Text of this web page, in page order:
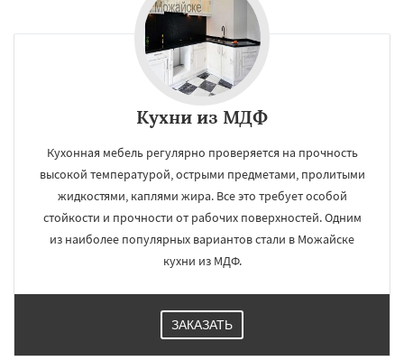
Кухни из МДФ
Кухонная мебель регулярно проверяется на прочность
высокой температурой, острыми предметами, пролитыми
жидкостями, каплями жира. Все это требует особой
стойкости и прочности от рабочих поверхностей. Одним
из наиболее популярных вариантов стали в Можайске
кухни из МДФ.
ЗАКАЗАТЬ